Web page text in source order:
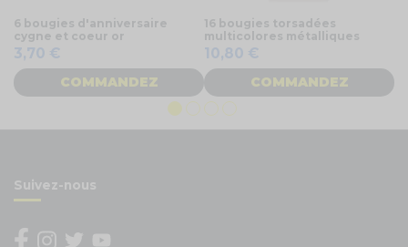
6 bougies d'anniversaire
cygne et coeur or
3,70 €
COMMANDEZ
16 bougies torsadées
multicolores métalliques
10,80 €
COMMANDEZ
Suivez-nous